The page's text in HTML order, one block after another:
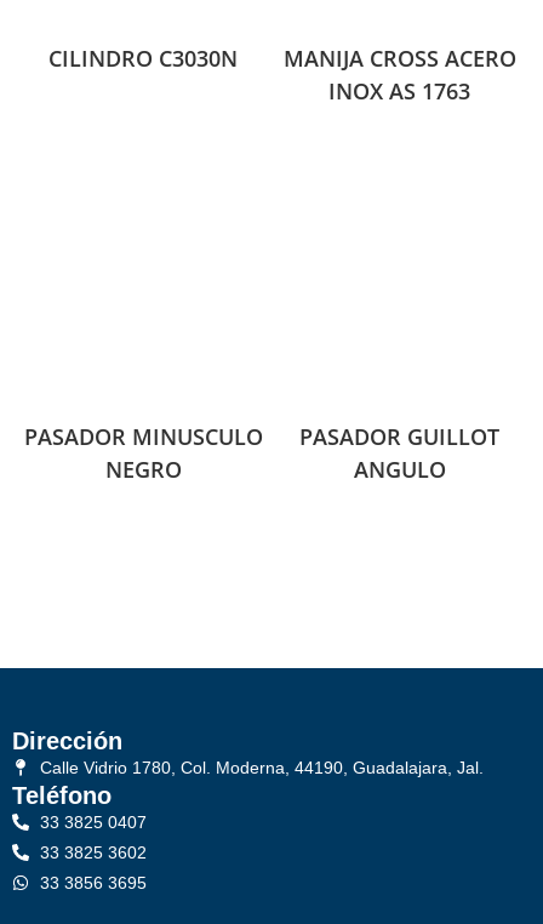
CILINDRO C3030N
MANIJA CROSS ACERO
INOX AS 1763
PASADOR MINUSCULO
NEGRO
PASADOR GUILLOT
ANGULO
Dirección
Calle Vidrio 1780, Col. Moderna, 44190, Guadalajara, Jal.
Teléfono
33 3825 0407
33 3825 3602
33 3856 3695